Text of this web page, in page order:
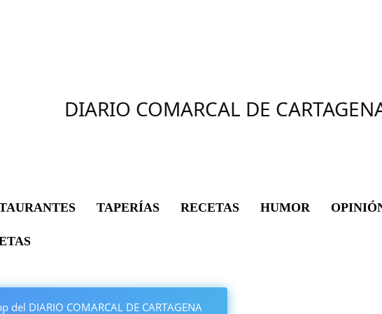
DIARIO COMARCAL DE
TAPERÍAS RECETAS HUMOR
del DIARIO COMARCAL DE CARTAGENA